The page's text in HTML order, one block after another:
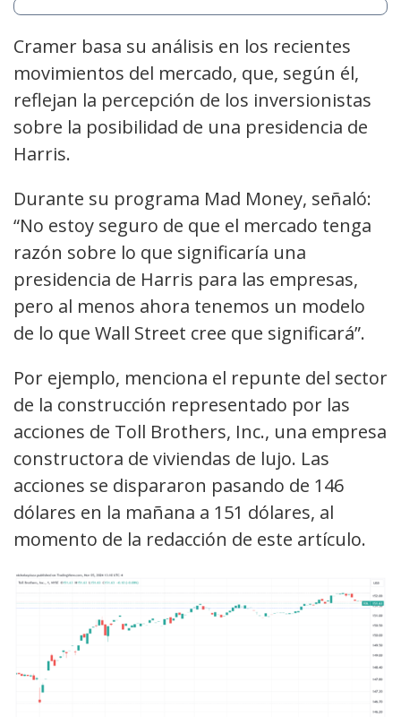
Cramer basa su análisis en los recientes
movimientos del mercado, que, según él,
reflejan la percepción de los inversionistas
sobre la posibilidad de una presidencia de
Harris.
Durante su programa Mad Money, señaló:
“No estoy seguro de que el mercado tenga
razón sobre lo que significaría una
presidencia de Harris para las empresas,
pero al menos ahora tenemos un modelo
de lo que Wall Street cree que significará”.
Por ejemplo, menciona el repunte del sector
de la construcción representado por las
acciones de Toll Brothers, Inc., una empresa
constructora de viviendas de lujo. Las
acciones se dispararon pasando de 146
dólares en la mañana a 151 dólares, al
momento de la redacción de este artículo.